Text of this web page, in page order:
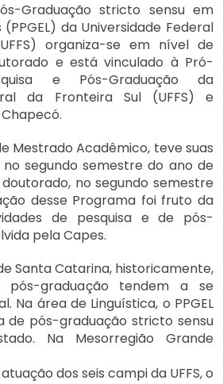
Graduação stricto sensu em
(PPGEL) da Universidade Federal
organiza-se em nível de
e está vinculado à Pró-
e Pós-Graduação da
da Fronteira Sul (UFFS) e
Mestrado Acadêmico, teve suas
no segundo semestre do ano de
no segundo semestre
desse Programa foi fruto da
de pesquisa e de pós-
pela Capes.
Santa Catarina, historicamente,
pós-graduação tendem a se
Na área de Linguística, o PPGEL
de pós-graduação stricto sensu
Na Mesorregião Grande
dos seis campi da UFFS, o